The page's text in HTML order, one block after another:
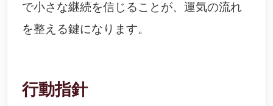
で小さな継続を信じることが、運気の流れ
を整える鍵になります。
行動指針